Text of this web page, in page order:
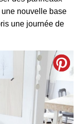
nouvelle base
une journée de